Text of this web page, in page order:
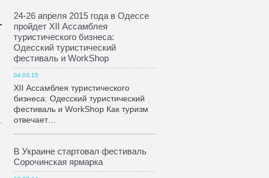
24-26 апреля 2015 года в Одессе
пройдет XII Ассамблея
туристического бизнеса:
Одесский туристический
фестиваль и WorkShop
04.03.15
XII Ассамблея туристического
бизнеса: Одесский туристический
фестиваль и WorkShop Как туризм
отвечает…
В Украине стартовал фестиваль
Сорочинская ярмарка